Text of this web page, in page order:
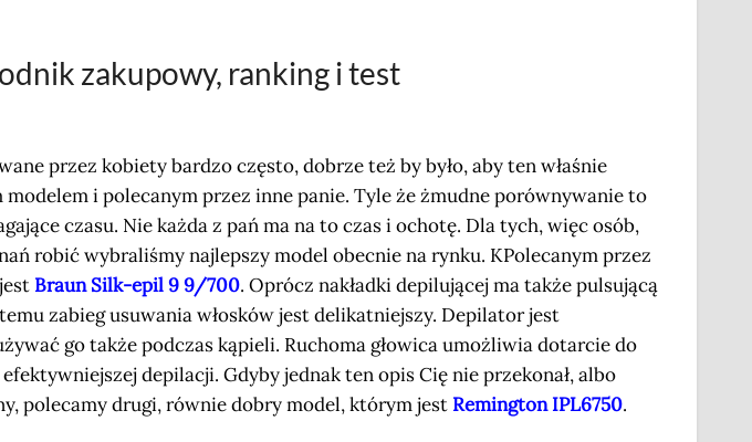
zakupowy, ranking i test
przez kobiety bardzo często, dobrze też by było, aby ten właśnie
modelem i polecanym przez inne panie. Tyle że żmudne porównywanie to
czasu. Nie każda z pań ma na to czas i ochotę. Dla tych, więc osób,
robić wybraliśmy najlepszy model obecnie na rynku. KPolecanym przez
Braun Silk-epil 9 9/700. Oprócz nakładki depilującej ma także pulsującą
zabieg usuwania włosków jest delikatniejszy. Depilator jest
go także podczas kąpieli. Ruchoma głowica umożliwia dotarcie do
depilacji. Gdyby jednak ten opis Cię nie przekonał, albo
polecamy drugi, równie dobry model, którym jest Remington IPL6750.